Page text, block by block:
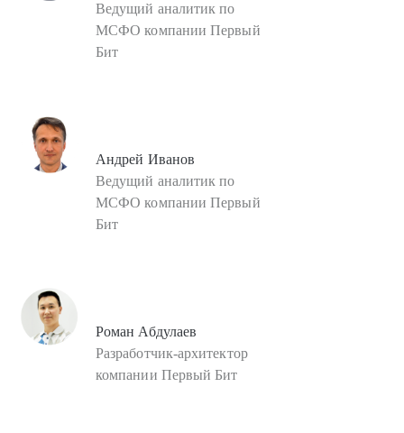
Ведущий аналитик по
МСФО компании Первый
Бит
Андрей Иванов
Ведущий аналитик по
МСФО компании Первый
Бит
Роман Абдулаев
Разработчик-архитектор
компании Первый Бит